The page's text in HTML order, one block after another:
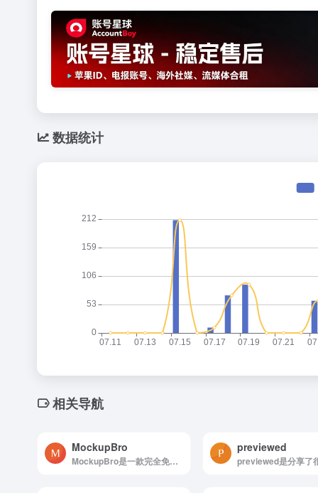
数据统计
相关导航
MockupBro
MockupBro是一款完全免费、无需注册的在线样机生成工具，专为平面设计师、品牌营销人员以及产品展示需求者打造。
previewed